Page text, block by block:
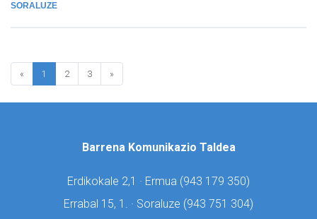
SORALUZE
« 1 2 3 »
Barrena Komunikazio Taldea
Erdikokale 2,1 · Ermua (943 179 350)
Errabal 15, 1. · Soraluze (943 751 304)